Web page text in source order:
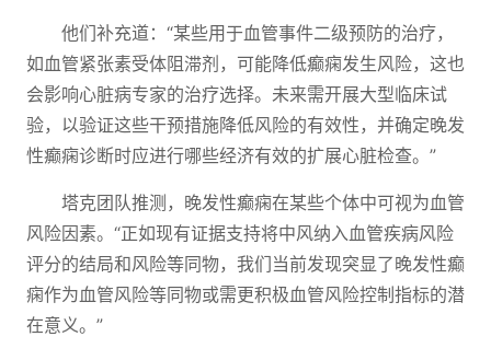
他们补充道：“某些用于血管事件二级预防的治疗，
如血管紧张素受体阻滞剂，可能降低癫痫发生风险，这也
会影响心脏病专家的治疗选择。未来需开展大型临床试
验，以验证这些干预措施降低风险的有效性，并确定晚发
性癫痫诊断时应进行哪些经济有效的扩展心脏检查。”
塔克团队推测，晚发性癫痫在某些个体中可视为血管
风险因素。“正如现有证据支持将中风纳入血管疾病风险
评分的结局和风险等同物，我们当前发现突显了晚发性癫
痫作为血管风险等同物或需更积极血管风险控制指标的潜
在意义。”